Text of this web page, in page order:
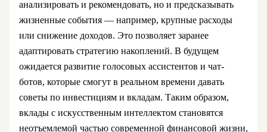
анализировать и рекомендовать, но и предсказывать
жизненные события — например, крупные расходы
или снижение доходов. Это позволяет заранее
адаптировать стратегию накоплений. В будущем
ожидается развитие голосовых ассистентов и чат-
ботов, которые смогут в реальном времени давать
советы по инвестициям и вкладам. Таким образом,
вклады с искусственным интеллектом становятся
неотъемлемой частью современной финансовой жизни,